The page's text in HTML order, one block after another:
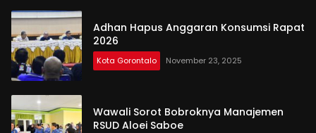
Adhan Hapus Anggaran Konsumsi Rapat
2026
Kota Gorontalo November 23, 2025
Wawali Sorot Bobroknya Manajemen
RSUD Aloei Saboe